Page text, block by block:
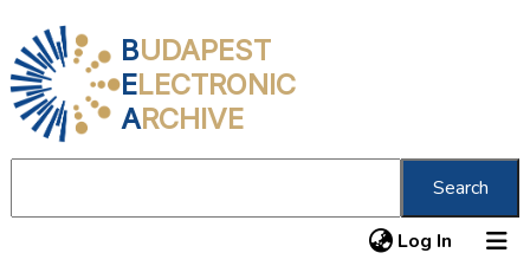
BUDAPEST
ELECTRONIC
ARCHIVE
Search
Log In (current)